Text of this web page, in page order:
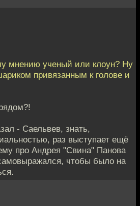
мнению ученый или клоун? Ну
привязанным к голове и
- Саельвев, знать,
раз выступает ещё
про Андрея "Свина" Панова
чтобы было на